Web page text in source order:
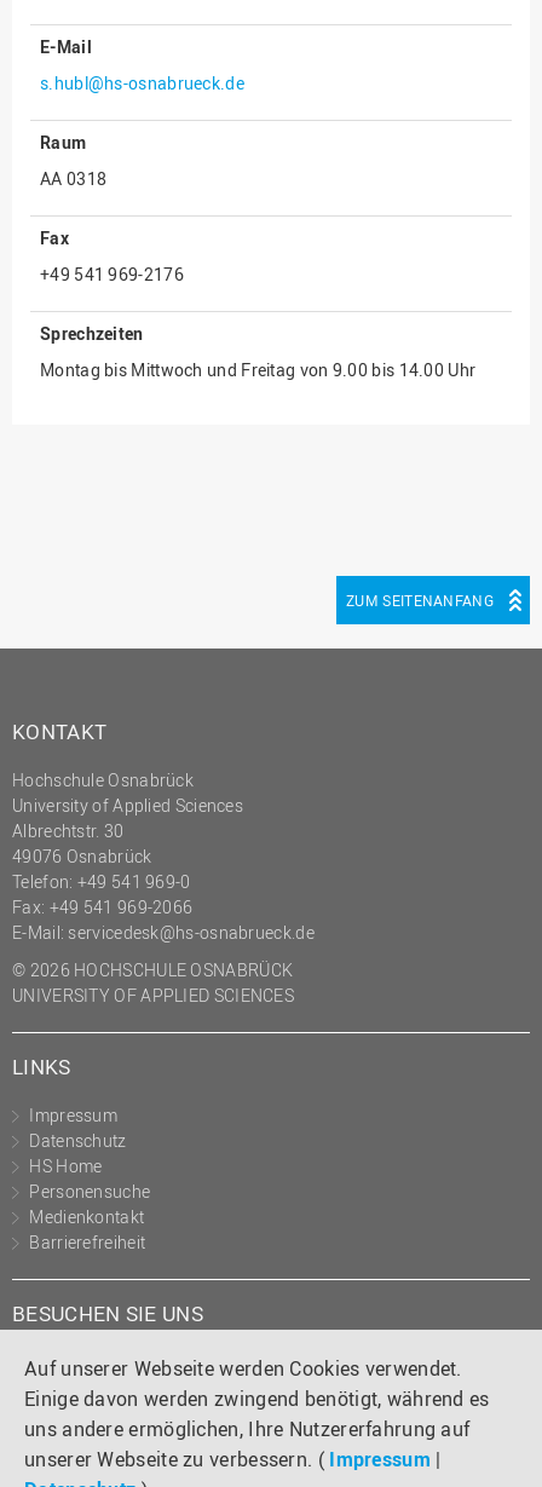
Auf unserer Webseite werden Cookies verwendet.
Einige davon werden zwingend benötigt, während es
uns andere ermöglichen, Ihre Nutzererfahrung auf
unserer Webseite zu verbessern. ( Impressum |
Marketing
LearningCenter
Nachhaltigkeit
Personalrat
Präsidialbüro
Professional School
Projekte des Präsidiums
E-Mail
s.hubl@hs-osnabrueck.de
Raum
AA 0318
Fax
+49 541 969-2176
Sprechzeiten
Montag bis Mittwoch und Freitag von 9.00 bis 14.00 Uhr
ZUM SEITENANFANG
KONTAKT
Hochschule Osnabrück
University of Applied Sciences
Albrechtstr. 30
49076 Osnabrück
Telefon: +49 541 969-0
Fax: +49 541 969-2066
E-Mail: servicedesk@hs-osnabrueck.de
© 2026 HOCHSCHULE OSNABRÜCK
UNIVERSITY OF APPLIED SCIENCES
LINKS
Impressum
Datenschutz
HS Home
Personensuche
Medienkontakt
Barrierefreiheit
BESUCHEN SIE UNS
Instagram
TiktokLinkedIn
YouTube
Facebook